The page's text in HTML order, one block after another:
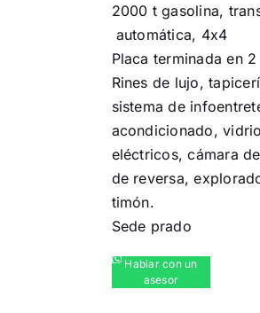
2000 t gasolina,
automática, 4x4
Placa terminada en 2
Rines de lujo,
sistema de
acondicionado,
eléctricos,️ cámara
de reversa,
timón.
Sede prado
Hablar con un
asesor